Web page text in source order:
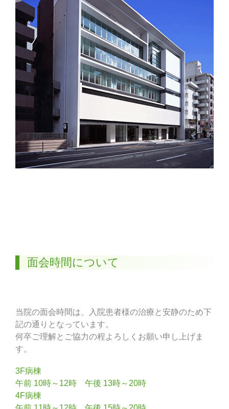
面会時間について
当院の面会時間は、入院患者様の治療と安静のため下
記の通りとなっています。
何卒ご理解とご協力の程よろしくお願い申し上げま
す。
3F病棟
午前 10時～12時 午後 13時～20時
4F病棟